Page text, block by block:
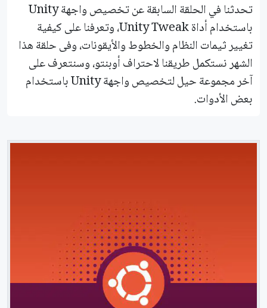
تحدثنا في الحلقة السابقة عن تخصيص واجهة Unity
باستخدام أداة Unity Tweak، وتعرفنا على كيفية
تغيير ثيمات النظام والخطوط والأيقونات، وفى حلقة هذا
الشهر نستكمل طريقنا لاحتراف أوبنتو، وسنتعرف على
آخر مجموعة حيل لتخصيص واجهة Unity باستخدام
بعض الأدوات.